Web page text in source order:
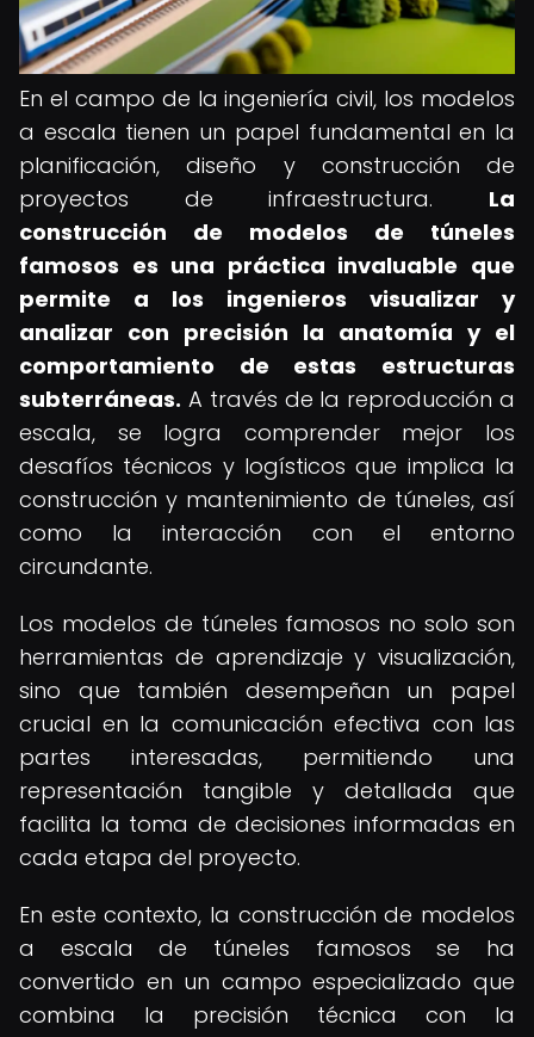
En el campo de la ingeniería civil, los modelos
a escala tienen un papel fundamental en la
planificación, diseño y construcción de
proyectos de infraestructura. La
construcción de modelos de túneles
famosos es una práctica invaluable que
permite a los ingenieros visualizar y
analizar con precisión la anatomía y el
comportamiento de estas estructuras
subterráneas. A través de la reproducción a
escala, se logra comprender mejor los
desafíos técnicos y logísticos que implica la
construcción y mantenimiento de túneles, así
como la interacción con el entorno
circundante.
Los modelos de túneles famosos no solo son
herramientas de aprendizaje y visualización,
sino que también desempeñan un papel
crucial en la comunicación efectiva con las
partes interesadas, permitiendo una
representación tangible y detallada que
facilita la toma de decisiones informadas en
cada etapa del proyecto.
En este contexto, la construcción de modelos
a escala de túneles famosos se ha
convertido en un campo especializado que
combina la precisión técnica con la